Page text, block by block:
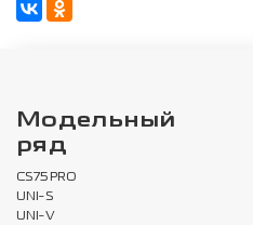
Модельный
ряд
CS75PRO
UNI-S
UNI-V